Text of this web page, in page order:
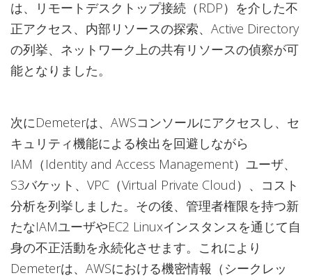
は、リモートデスクトップ接続（RDP）を介した不
正アクセス、内部リソースの探索、Active Directory
の列挙、ネットワーク上の共有リソースの偵察が可
能となりました。
次にDemeterは、AWSコンソールにアクセスし、セ
キュリティ機能による検出を回避しながら
IAM（Identity and Access Management）ユーザ、
S3バケット、VPC（Virtual Private Cloud）、コスト
分析を列挙しました。その後、管理者権限を持つ新
たなIAMユーザやEC2 Linuxインスタンスを通じて自
身の不正活動を永続化させます。これにより
Demeterは、AWSにおける機密情報（シークレッ